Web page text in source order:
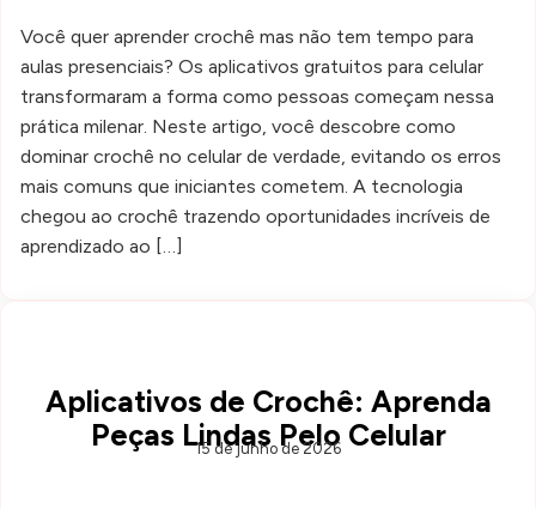
Você quer aprender crochê mas não tem tempo para
aulas presenciais? Os aplicativos gratuitos para celular
transformaram a forma como pessoas começam nessa
prática milenar. Neste artigo, você descobre como
dominar crochê no celular de verdade, evitando os erros
mais comuns que iniciantes cometem. A tecnologia
chegou ao crochê trazendo oportunidades incríveis de
aprendizado ao […]
Aplicativos de Crochê: Aprenda
Peças Lindas Pelo Celular
15 de junho de 2026